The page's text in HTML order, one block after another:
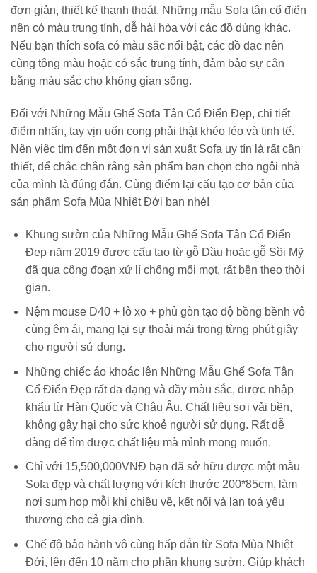
đơn giản, thiết kế thanh thoát. Những mẫu Sofa tân cổ điển
nên có màu trung tính, dễ hài hòa với các đồ dùng khác.
Nếu bạn thích sofa có màu sắc nổi bật, các đồ đạc nên
cùng tông màu hoặc có sắc trung tính, đảm bảo sự cân
bằng màu sắc cho không gian sống.
Đối với Những Mẫu Ghế Sofa Tân Cổ Điển Đẹp, chi tiết
điểm nhấn, tay vịn uốn cong phải thật khéo léo và tinh tế.
Nên việc tìm đến một đơn vị sản xuất Sofa uy tín là rất cần
thiết, để chắc chắn rằng sản phẩm bạn chọn cho ngôi nhà
của mình là đúng đắn. Cùng điểm lại cấu tạo cơ bản của
sản phẩm Sofa Mùa Nhiệt Đới bạn nhé!
Khung sườn của Những Mẫu Ghế Sofa Tân Cổ Điển
Đẹp năm 2019 được cấu tạo từ gỗ Dầu hoặc gỗ Sồi Mỹ
đã qua công đoạn xử lí chống mối mọt, rất bền theo thời
gian.
Nệm mouse D40 + lò xo + phủ gòn tạo độ bồng bềnh vô
cùng êm ái, mang lại sự thoải mái trong từng phút giây
cho người sử dụng.
Những chiếc áo khoác lên Những Mẫu Ghế Sofa Tân
Cổ Điển Đẹp rất đa dạng và đầy màu sắc, được nhập
khẩu từ Hàn Quốc và Châu Âu. Chất liệu sợi vải bền,
không gây hại cho sức khoẻ người sử dụng. Rất dễ
dàng để tìm được chất liệu mà mình mong muốn.
Chỉ với 15,500,000VNĐ bạn đã sở hữu được một mẫu
Sofa đẹp và chất lượng với kích thước 200*85cm, làm
nơi sum họp mỗi khi chiều về, kết nối và lan toả yêu
thương cho cả gia đình.
Chế độ bảo hành vô cùng hấp dẫn từ Sofa Mùa Nhiệt
Đới, lên đến 10 năm cho phần khung sườn. Giúp khách